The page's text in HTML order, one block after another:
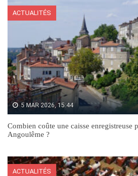
ACTUALITÉS
5 MAR 2026, 15:44
Combien coûte une caisse enregistreuse
Angoulême ?
ACTUALITÉS